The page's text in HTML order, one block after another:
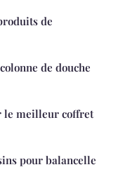
de
de douche
le meilleur coffret
pour balancelle